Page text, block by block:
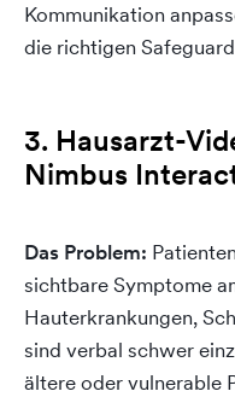
Kommunikation
die richtigen
3. Hausarzt-
Nimbus
Das Problem:
sichtbare Symptome
Hauterkrankungen,
sind verbal schwer
ältere oder vulnerable